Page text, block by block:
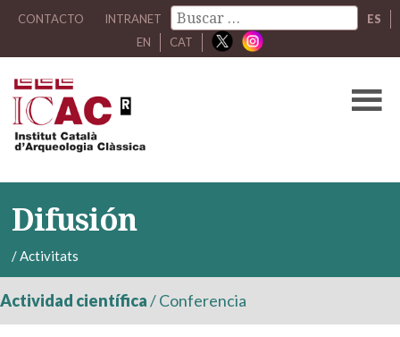
CONTACTO INTRANET
ES
EN
CAT
Difusión
/Activitats
Actividad científica/Conferencia